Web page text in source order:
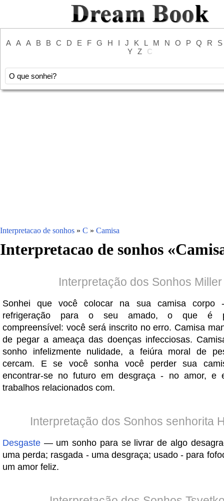
A A A B B C D E F G H I J K L M N O P Q R
S
Y Z С
Interpretacao de sonhos » C » Camisa
Interpretacao de sonhos «
Interpretação dos Sonhos Miller
Sonhei que você colocar na sua camisa corpo
refrigeração para o seu amado, o que é
compreensível: você será inscrito no erro. Camisa
de pegar a ameaça das doenças infecciosas.
sonho infelizmente nulidade, a feiúra moral de
cercam. E se você sonha você perder sua
encontrar-se no futuro em desgraça - no amor, e
trabalhos relacionados com.
Interpretação dos Sonhos senhorita
Desgaste — um sonho para se livrar de algo
uma perda; rasgada - uma desgraça; usado - para
um amor feliz.